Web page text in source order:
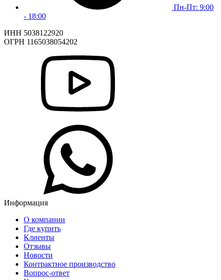
Пн-Пт: 9:00
- 18:00
ИНН 5038122920
ОГРН 1165038054202
Информация
О компании
Где купить
Клиенты
Отзывы
Новости
Контрактное производство
Вопрос-ответ